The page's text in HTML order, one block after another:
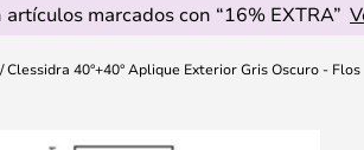
artículos marcados con “16% EXTRA”
Clessidra 40°+40° Aplique Exterior Gris Oscuro - Flos